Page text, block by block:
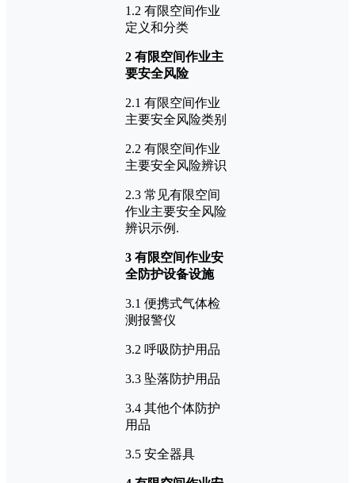
1.2 有限空间作业
定义和分类
2 有限空间作业主
要安全风险
2.1 有限空间作业
主要安全风险类别
2.2 有限空间作业
主要安全风险辨识
2.3 常见有限空间
作业主要安全风险
辨识示例.
3 有限空间作业安
全防护设备设施
3.1 便携式气体检
测报警仪
3.2 呼吸防护用品
3.3 坠落防护用品
3.4 其他个体防护
用品
3.5 安全器具